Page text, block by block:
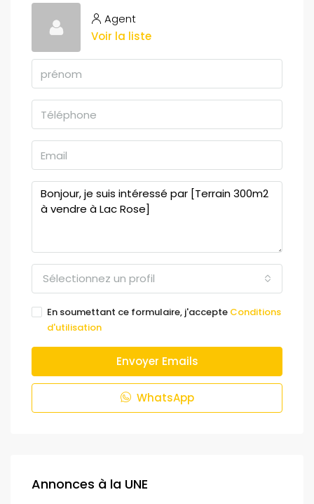
Agent
Voir la liste
Sélectionnez un profil
En soumettant ce formulaire, j'accepte Conditions
d'utilisation
Envoyer Emails
WhatsApp
Annonces à la UNE